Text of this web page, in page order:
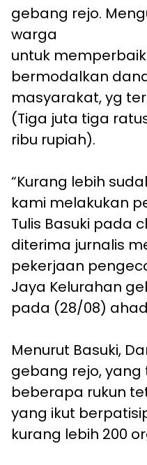
gebang rejo.
warga
untuk
bermodalkan
masyarakat, yg
(Tiga juta tiga
ribu rupiah).
“Kurang lebih
kami melakukan
Tulis Basuki pada
diterima jurnalis
pekerjaan
Jaya Kelurahan
pada (28/08)
Menurut Basuki,
gebang rejo,
beberapa rukun
yang ikut
kurang lebih 200